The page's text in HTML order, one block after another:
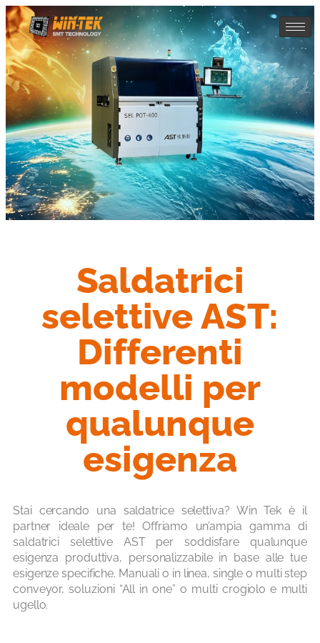
Saldatrici
selettive AST:
Differenti
modelli per
qualunque
esigenza
Stai cercando una saldatrice selettiva? WinTek è il
partner ideale per te! Offriamo un’ampia gamma di
saldatrici selettive AST per soddisfare qualunque
esigenza produttiva, personalizzabilein base alle tue
esigenze specifiche. Manuali o in linea, single o multi step
conveyor, soluzioni “Allin one” o multi crogiolo e multi
ugello.